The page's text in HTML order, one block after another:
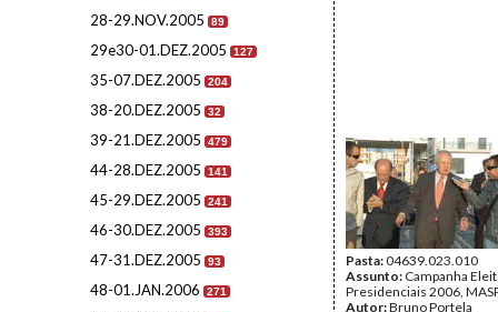
28-29.NOV.2005 89
29e30-01.DEZ.2005 127
35-07.DEZ.2005 204
38-20.DEZ.2005 32
39-21.DEZ.2005 479
44-28.DEZ.2005 141
45-29.DEZ.2005 241
46-30.DEZ.2005 393
47-31.DEZ.2005 93
48-01.JAN.2006 271
Pasta:04639.023.010
Assunto: Campanha
Presidenciais 2006,
Autor:Bruno Portela